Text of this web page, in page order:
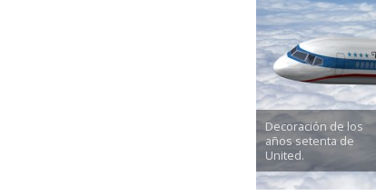
Decoración de los
años setenta de
United.